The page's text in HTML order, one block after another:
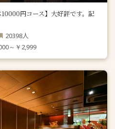
円コース】大好評です。記
20398人
～￥2,999